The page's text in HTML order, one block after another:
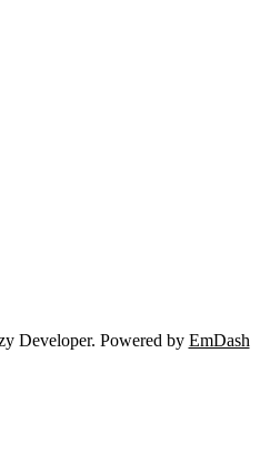
Developer. Powered by EmDash